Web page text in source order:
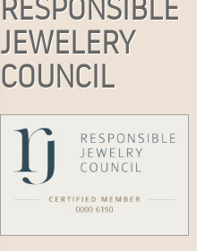
JEWELERY
COUNCIL